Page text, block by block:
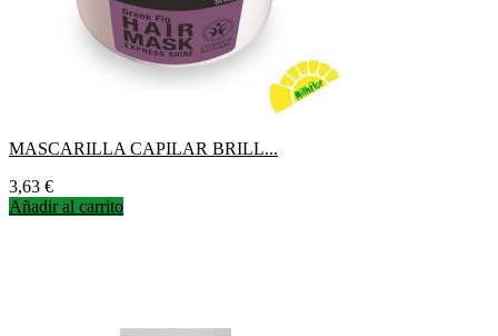
MASCARILLA CAPILAR BRILL...
Precio
3,63 €
Añadir al carrito